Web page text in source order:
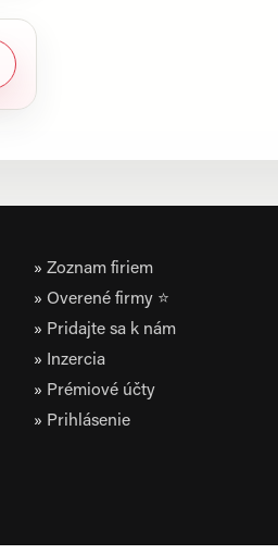
Zoznam firiem
Overené firmy ⭐
Pridajte sa k nám
Inzercia
Prémiové účty
Prihlásenie